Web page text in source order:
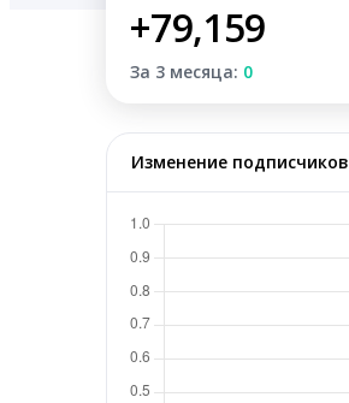
+79,159
За 3 месяца: 0
Изменение подписчиков